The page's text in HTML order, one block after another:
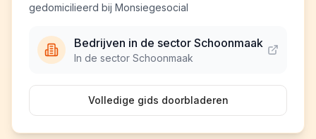
gedomicilieerd bij Monsiegesocial
Bedrijven in de sector Schoonmaak
In de sector Schoonmaak
Volledige gids doorbladeren